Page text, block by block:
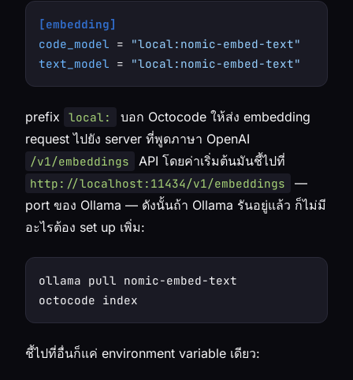
[embedding]
code_model =
"local:nomic-embed-text"
text_model = "local:nomic-embed-text"
prefix local:
บอก Octocode ให้ส่ง embedding
request ไปยัง server ที่พูดภาษา OpenAI
/v1/embeddings API โดยค่าเริ่มต้นมันชี้ไปที่
http://localhost:11434/v1/embeddings
—
port ของ Ollama — ดังนั้นถ้า Ollama รันอยู่แล้ว ก็ไม่มี
อะไรต้อง set up เพิ่ม:
ollama pull nomic-embed-text
ชี้ไปที่อื่นก็แค่ environment variable เดียว: